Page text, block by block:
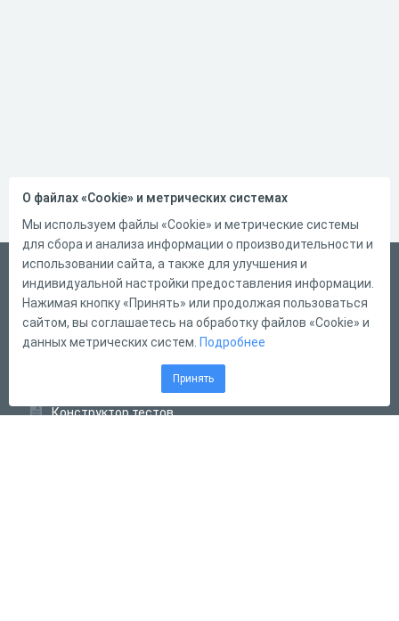
Русский
Справка
Форма обратной связи
Конструктор тестов
О файлах «Cookie» и метрических системах
Мы используем файлы «Cookie» и метрические системы
для сбора и анализа информации о производительности и
использовании сайта, а также для улучшения и
индивидуальной настройки предоставления информации.
Нажимая кнопку «Принять» или продолжая пользоваться
сайтом, вы соглашаетесь на обработку файлов «Cookie» и
данных метрических систем. Подробнее
Принять